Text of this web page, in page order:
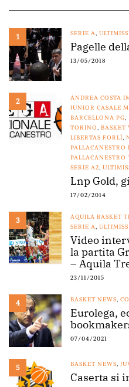
1 SERIE A,
Pagelle
13/05/2018
2 ANDREA COSTA
JUNIOR CASALE
BARCELLONA PG,
TORINO, BASKET
LIBERTAS FORLÌ,
PALLACANESTRO
PALLACANESTRO
SERIE A2,
Lnp Gold,
17/02/2014
3 AQUILA BASKET
SERIE A,
Video
la partita
– Aquila
23/11/2015
4 BASKET NEWS,
Eurolega,
07/04/2021
5 BASKET NEWS,
Caserta si